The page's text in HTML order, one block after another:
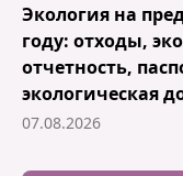
Экология на
году: отходы,
отчетность,
экологическая
07.08.2026